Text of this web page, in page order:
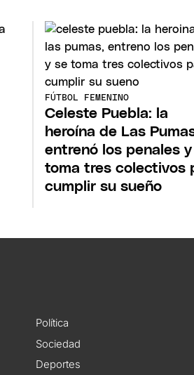
FÚTBOL FEMENINO
Celeste Puebla: la
heroína de Las
entrenó los penales
toma tres colectivos
cumplir su sueño
Política
Sociedad
Deportes